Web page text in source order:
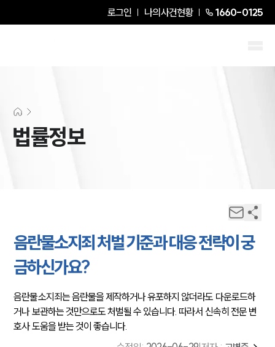
로그인 나의사건현황 1660-0125
법률정보
음란물소지죄 처벌 기준과 대응 전략이 궁
금하신가요?
음란물소지죄는 음란물을 제작하거나 유포하지 않더라도 다운로드하
거나 보관하는 것만으로도 처벌될 수 있습니다. 따라서 신속히 전문 변
호사 도움을 받는 것이 좋습니다.